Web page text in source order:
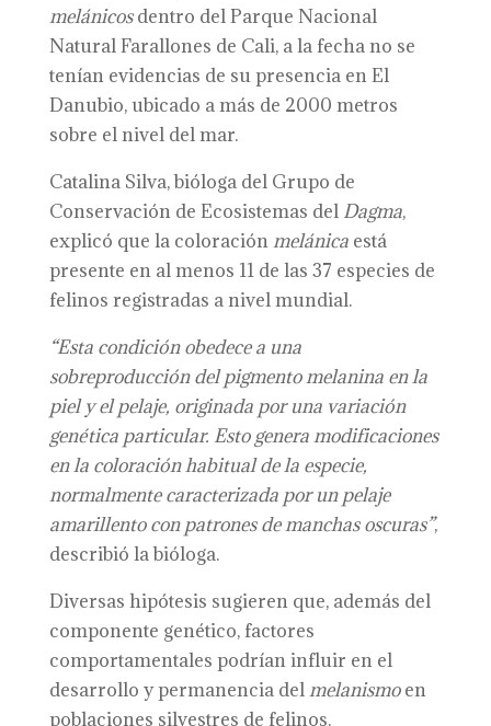
melánicosdentro del Parque Nacional
Natural Farallones de Cali, a la fecha no se
tenían evidencias de su presencia en El
Danubio, ubicado a más de 2000 metros
sobre el nivel del mar.
Catalina Silva, bióloga del Grupo de
Conservación de Ecosistemas del Dagma,
explicó que la coloraciónmelánicaestá
presente en al menos 11 de las 37 especies de
felinos registradas a nivel mundial.
“Esta condición obedece a una
sobreproducción del pigmento melanina en la
piel y el pelaje, originada por una variación
genética particular. Esto genera modificaciones
en la coloración habitual de la especie,
normalmente caracterizada por un pelaje
amarillento con patrones de manchas oscuras”,
describió la bióloga.
Diversas hipótesis sugieren que, además del
componente genético, factores
comportamentales podrían influir en el
desarrollo y permanencia delmelanismoen
poblaciones silvestres de felinos.